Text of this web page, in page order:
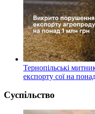
Тернопільські
експорту сої на
Суспільство